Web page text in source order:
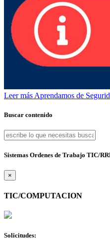
Leer más Aprendamos de
Buscar contenido
Sistemas Ordenes de Trabajo TIC/
×
TIC/COMPUTACION
Solicitudes: